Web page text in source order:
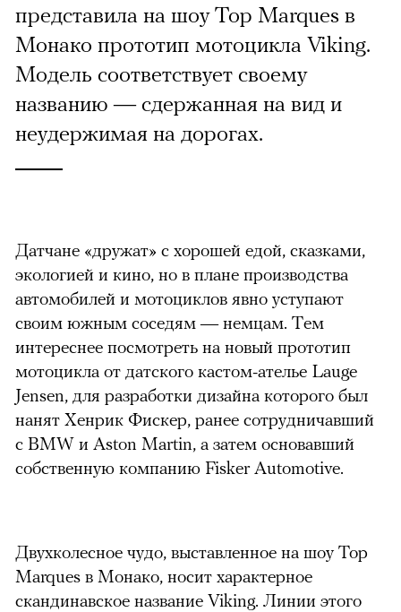
представила на шоу Top Marques в
Монако прототип мотоцикла Viking.
Модель соответствует своему
названию — сдержанная на вид и
неудержимая на дорогах.
Датчане «дружат» с хорошей едой, сказками,
экологией и кино, но в плане производства
автомобилей и мотоциклов явно уступают
своим южным соседям — немцам. Тем
интереснее посмотреть на новый прототип
мотоцикла от датского кастом-ателье Lauge
Jensen, для разработки дизайна которого был
нанят Хенрик Фискер, ранее сотрудничавший
с BMW и Aston Martin, а затем основавший
собственную компанию Fisker Automotive.
Двухколесное чудо, выставленное на шоу Top
Marques в Монако, носит характерное
скандинавское название Viking. Линии этого